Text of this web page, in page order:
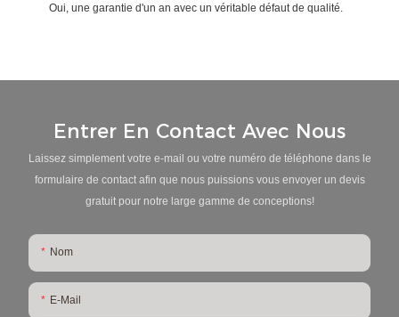
Oui, une garantie d'un an avec un véritable défaut de qualité.
Entrer En Contact Avec Nous
Laissez simplement votre e-mail ou votre numéro de téléphone dans le
formulaire de contact afin que nous puissions vous envoyer un devis
gratuit pour notre large gamme de conceptions!
Nom
E-Mail